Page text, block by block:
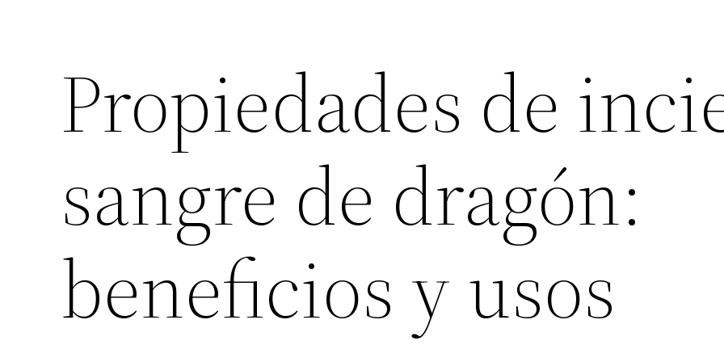
Propiedades de
sangre de dragón:
beneficios y usos